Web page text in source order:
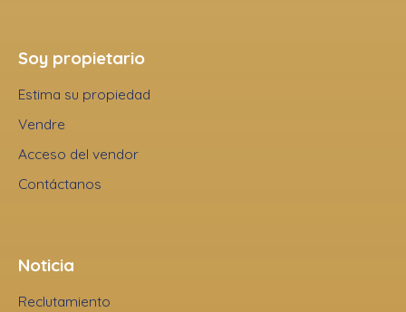
Soy propietario
Estima su propiedad
Vendre
Acceso del vendor
Contáctanos
Noticia
Reclutamiento